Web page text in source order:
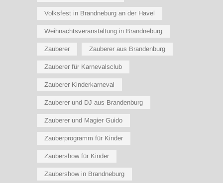
Volksfest in Brandneburg an der Havel
Weihnachtsveranstaltung in Brandneburg
Zauberer Zauberer aus Brandenburg
Zauberer für Karnevalsclub
Zauberer Kinderkarneval
Zauberer und DJ aus Brandenburg
Zauberer und Magier Guido
Zauberprogramm für Kinder
Zaubershow für Kinder
Zaubershow in Brandneburg